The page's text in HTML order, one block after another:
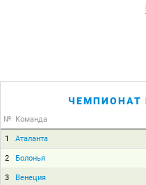
ЧЕМПИОНАТ
№ Команда
1 Аталанта
2 Болонья
3 Венеция